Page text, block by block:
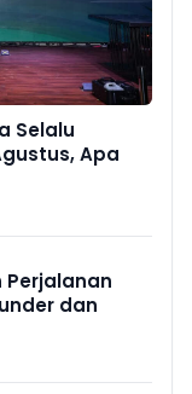
Selalu
Apa
Perjalanan
dan